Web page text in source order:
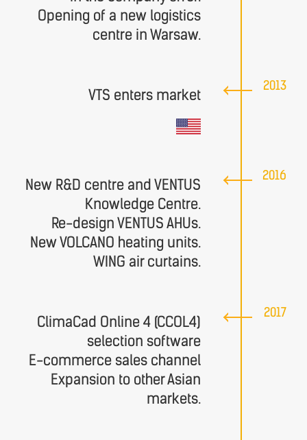
Opening of a new logistics
centre in Warsaw.
2013
VTS enters market
2016
New R&D centre and VENTUS
Knowledge Centre.
Re-design VENTUS AHUs.
New VOLCANO heating units.
WING air curtains.
2017
ClimaCad Online 4 (CCOL4)
selection software
E-commerce sales channel
Expansion to other Asian
markets.